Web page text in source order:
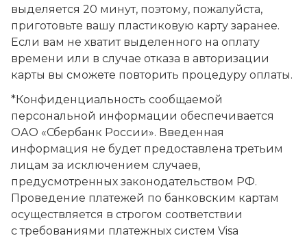
выделяется 20 минут, поэтому, пожалуйста,
приготовьте вашу пластиковую карту заранее.
Если вам не хватит выделенного на оплату
времени или в случае отказа в авторизации
карты вы сможете повторить процедуру оплаты.
*Конфиденциальность сообщаемой
персональной информации обеспечивается
ОАО «Сбербанк России». Введенная
информация не будет предоставлена третьим
лицам за исключением случаев,
предусмотренных законодательством РФ.
Проведение платежей по банковским картам
осуществляется в строгом соответствии
с требованиями платежных систем Visa